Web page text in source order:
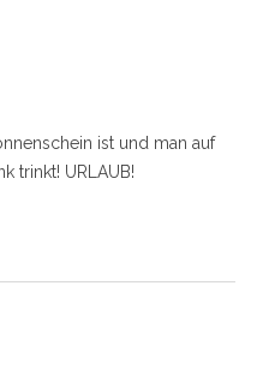
ist und man auf
trinkt! URLAUB!